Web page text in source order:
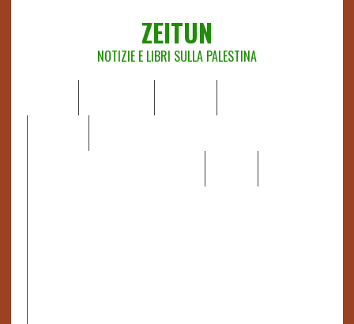
ZEITUN
NOTIZIE E LIBRI SULLA PALESTINA